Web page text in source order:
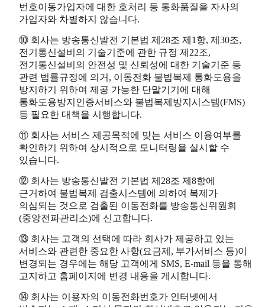
번호이동가입자에 대한 호처리 등 통화품질을 자사의
가입자와 차별하지 않습니다.
⑩ 회사는 방송통신발전 기본법 제28조 제1항, 제30조,
전기통신설비의 기술기준에 관한 규정 제22조,
전기통신설비의 안전성 및 신뢰성에 대한 기술기준 등
관련 법률규정에 의거, 이동전화 불법복제 통화도용을
방지하기 위하여 제공 가능한 단말기기에 대해
통화도용방지인증서비스와 불법복제방지시스템(FMS)
등 필요한 대책을 시행합니다.
⑪ 회사는 서비스 제공목적에 맞는 서비스 이용여부를
확인하기 위하여 상시적으로 모니터링을 실시할 수
있습니다.
⑫ 회사는 방송통신발전 기본법 제28조 제8항에
근거하여 불법복제 검출시스템에 의하여 복제가
의심되는 것으로 검출된 이동전화를 방송통신위원회
(중앙전파관리소)에 신고합니다.
⑬ 회사는 고객의 선택에 따라 회사가 제공하고 있는
서비스와 관련한 중요한 사항(요금제, 부가서비스 등)이
변경되는 경우에는 해당 고객에게 SMS, E-mail 등을 통해
고지하고 홈페이지에 변경 내용을 게시합니다.
⑭ 회사는 이용자의 이동전화번호가 인터넷에서